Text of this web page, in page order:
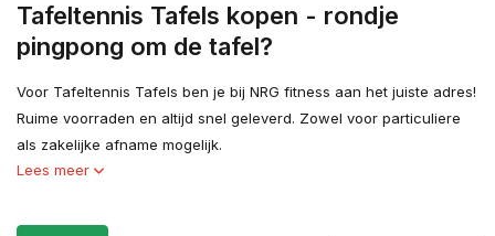
Tafeltennis Tafels kopen - rondje
pingpong om de tafel?
Voor Tafeltennis Tafels ben je bij NRG fitness aan het juiste adres!
Ruime voorraden en altijd snel geleverd. Zowel voor particuliere
als zakelijke afname mogelijk.
Lees meer